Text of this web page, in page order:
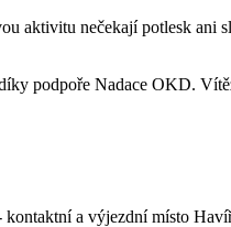
aktivitu nečekají potlesk ani
podpoře Nadace OKD.
kontaktní a výjezdní místo